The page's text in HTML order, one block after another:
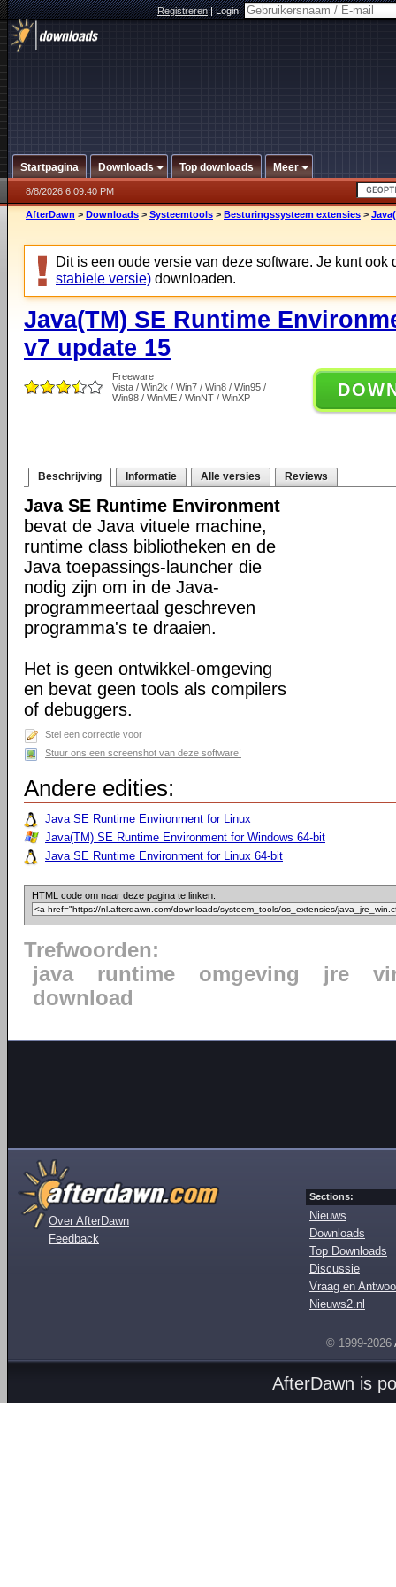
Registreren|Login:
Startpagina Downloads Top downloads Meer
8/8/2026 6:09:40 PM
AfterDawn > Downloads > Systeemtools > Besturingssysteem extensies >
Dit is een oude versie van deze software. Je kunt ook
stabiele versie) downloaden.
Java(TM) SE Runtime
v7 update 15
Freeware
Vista / Win2k / Win7 / Win8 / Win95 /
Win98 / WinME / WinNT / WinXP
Beschrijving Informatie Alle versies Reviews
Java SE Runtime Environment
bevat de Java vituele machine,
runtime class bibliotheken en de
Java toepassings-launcher die
nodig zijn om in de Java-
programmeertaal geschreven
programma's te draaien.
Het is geen ontwikkel-omgeving
en bevat geen tools als compilers
of debuggers.
Stel een correctie voor
Stuur ons een screenshot van deze software!
Andere edities:
Java SE Runtime Environment for Linux
Java(TM) SE Runtime Environment for Windows 64-bit
Java SE Runtime Environment for Linux 64-bit
HTML code om naar deze pagina te linken:
Trefwoorden:
java
runtime omgeving jre
download
Over AfterDawn
Feedback
Sections:
Nieuws
Downloads
Top Downloads
Discussie
Vraag en
Nieuws2.nl
© 1999-2026
AfterDawn is